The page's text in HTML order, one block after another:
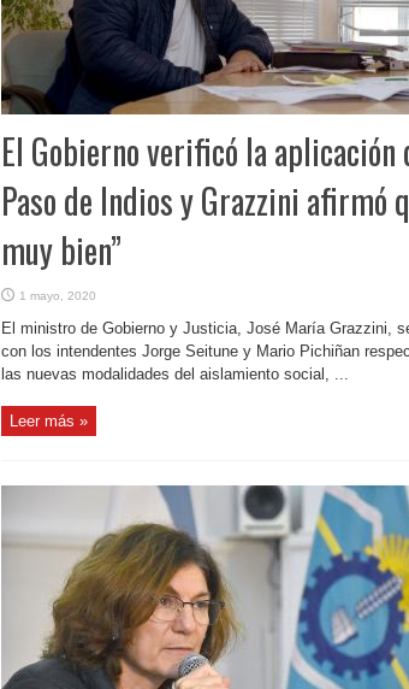
El Gobierno verificó la aplicación
Paso de Indios y Grazzini afirmó
muy bien”
1 mayo, 2020
El ministro de Gobierno y Justicia, José María Grazzini,
con los intendentes Jorge Seitune y Mario Pichiñan
las nuevas modalidades del aislamiento social, ...
Leer más »